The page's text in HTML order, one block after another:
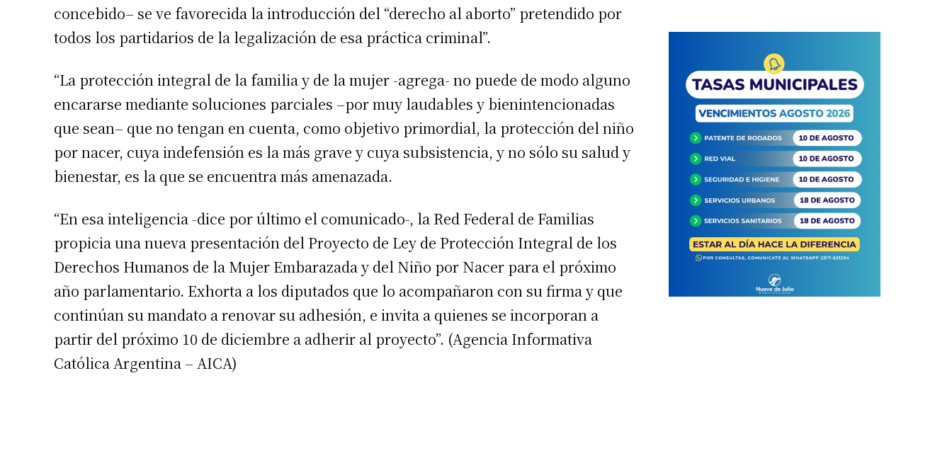
* Requerido
Dirección de correo electrónico
Nombre
Apellidos
Número de teléfono
concebido– se ve favorecida la introducción del “derecho al aborto” pretendido por
todos los partidarios de la legalización de esa práctica criminal”.
“La protección integral de la familia y de la mujer -agrega- no puede de modo alguno
encararse mediante soluciones parciales –por muy laudables y bienintencionadas
que sean– que no tengan en cuenta, como objetivo primordial, la protección del niño
por nacer, cuya indefensión es la más grave y cuya subsistencia, y no sólo su salud y
bienestar, es la que se encuentra más amenazada.
“En esa inteligencia -dice por último el comunicado-, la Red Federal de Familias
propicia una nueva presentación del Proyecto de Ley de Protección Integral de los
Derechos Humanos de la Mujer Embarazada y del Niño por Nacer para el próximo
año parlamentario. Exhorta a los diputados que lo acompañaron con su firma y que
continúan su mandato a renovar su adhesión, e invita a quienes se incorporan a
partir del próximo 10 de diciembre a adherir al proyecto”. (Agencia Informativa
Católica Argentina – AICA)